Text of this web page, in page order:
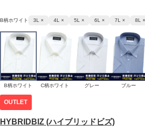
OUTLET
HYBRIDBIZ (ハイブリッドビズ)
B柄ホワイト 3L × 4L × 5L × 6L × 7L × 8L ×
B柄ホワイト C柄ホワイト グレー ブルー